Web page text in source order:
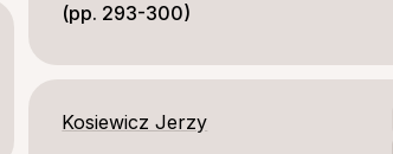
(pp. 293-300)
Kosiewicz Jerzy